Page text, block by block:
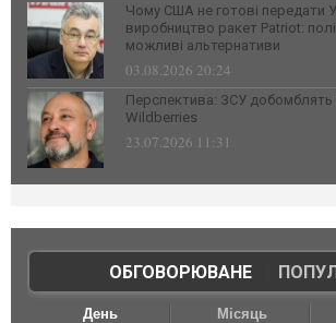
Чому США не готові передати
виробництво ракет Patriot:
можливі альтернативи
03.08.2026 20:24
Перспектива: ЗСУ добомблять
Wildberries
23.07.2026 11:31
ОБГОВОРЮВАНЕ|
День Місяць